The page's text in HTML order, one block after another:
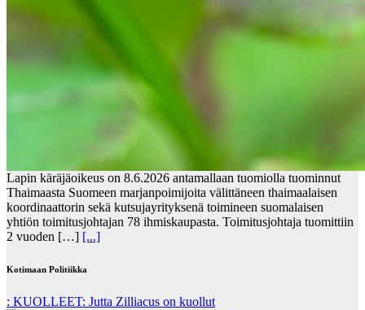
Lapin käräjäoikeus on 8.6.2026 antamallaan tuomiolla tuominnut
Thaimaasta Suomeen marjanpoimijoita välittäneen thaimaalaisen
koordinaattorin sekä kutsujayrityksenä toimineen suomalaisen
yhtiön toimitusjohtajan 78 ihmiskaupasta. Toimitusjohtaja tuomittiin
2 vuoden […] [...]
Kotimaan Politiikka
: KUOLLEET: Jutta Zilliacus on kuollut